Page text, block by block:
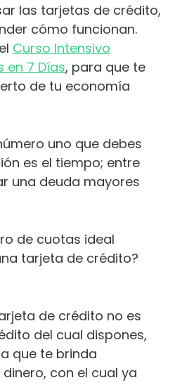
las tarjetas de crédito,
cómo funcionan.
Curso Intensivo
en 7 Días, para que te
de tu economía
uno que debes
es el tiempo; entre
una deuda mayores
de cuotas ideal
tarjeta de crédito?
de crédito no es
del cual dispones,
que te brinda
con el cual ya